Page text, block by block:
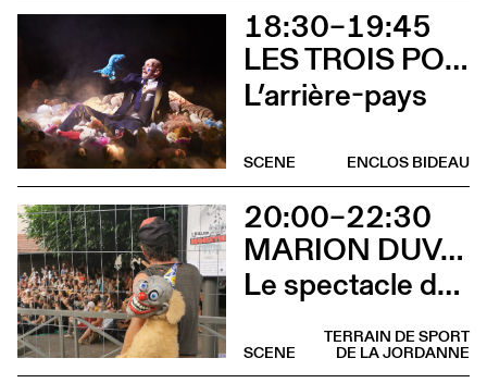
18:30–19:45
LES TROIS POINTS DE SUSPENSION & 3615 DAKOTA
L’arrière-pays
ENCLOS BIDEAU
SCENE
20:00–22:30
MARION DUVAL - CIE CHRIS CADILLAC
Le spectacle de merde
TERRAIN DE SPORT
DE LA JORDANNE
SCENE